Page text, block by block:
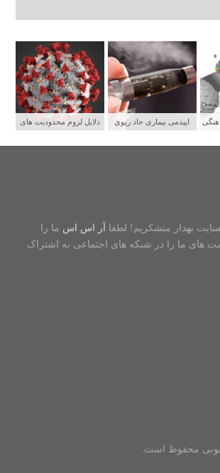
دلایل لزوم محدودیت های
اپیدمی بیماری حاد ریوی
بهدار متشکریم! لطفا آر اس اس ما را
های ما را در شبکه های اجتماعی به اشتراک